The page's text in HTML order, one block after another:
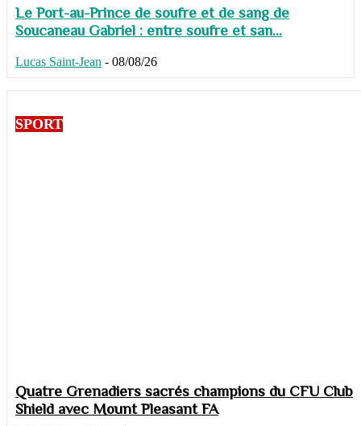
Le Port-au-Prince de soufre et de sang de
Soucaneau Gabriel : entre soufre et san...
Lucas Saint-Jean - 08/08/26
SPORT
Quatre Grenadiers sacrés champions du CFU Club
Shield avec Mount Pleasant FA